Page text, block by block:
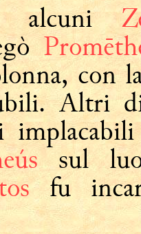
alcuni
con
Altri
sul
fu